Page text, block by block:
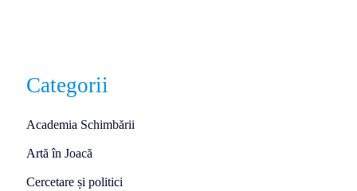
Categorii
Academia Schimbării
Artă în Joacă
Cercetare și politici